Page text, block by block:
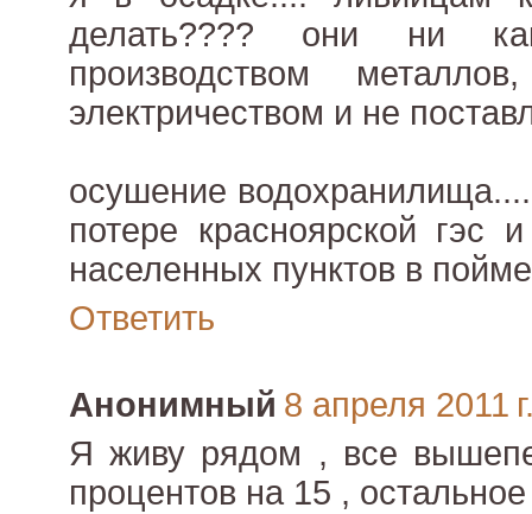
делать???? они ни
производством
электричеством и не
осушение
потере красноярской гэс
населенных пунктов в
Ответить
Анонимный 8 апреля 2011
Я живу рядом , все
процентов на 15 ,